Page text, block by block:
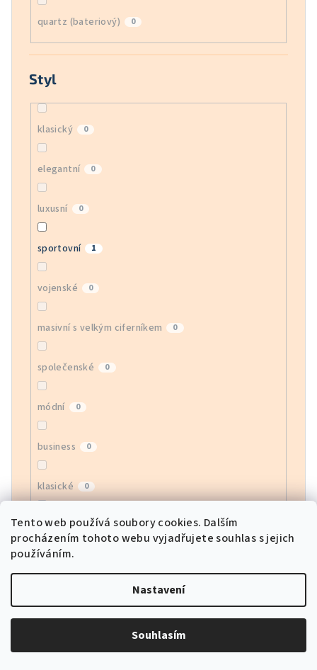
Tento web používá soubory cookies. Dalším
procházením tohoto webu vyjadřujete souhlas s jejich
používáním.
Nastavení
Souhlasím
quartz (bateriový) 0
Styl
klasický 0
elegantní 0
luxusní 0
sportovní 1
vojenské 0
masivní s velkým ciferníkem 0
společenské 0
módní 0
business 0
klasické 0
bussines 0
army 0